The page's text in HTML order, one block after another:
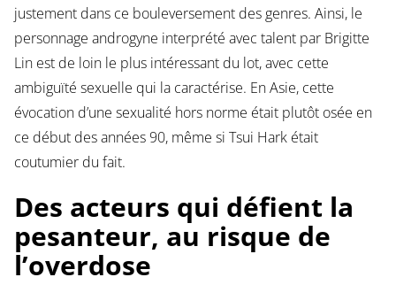
justement dans ce bouleversement des genres. Ainsi, le
personnage androgyne interprété avec talent par Brigitte
Lin est de loin le plus intéressant du lot, avec cette
ambiguïté sexuelle qui la caractérise. En Asie, cette
évocation d’une sexualité hors norme était plutôt osée en
ce début des années 90, même si Tsui Hark était
coutumier du fait.
Des acteurs qui défient la
pesanteur, au risque de
l’overdose